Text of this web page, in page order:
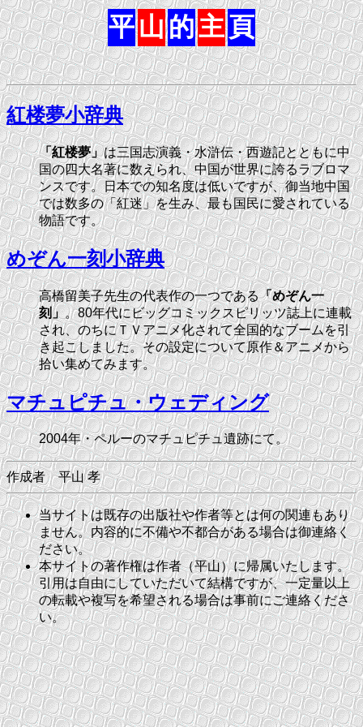
平山 的主頁
紅楼夢小辞典
「紅楼夢」は三国志演義・水滸伝・西遊記とともに中
国の四大名著に数えられ、中国が世界に誇るラブロマ
ンスです。日本での知名度は低いですが、御当地中国
では数多の「紅迷」を生み、最も国民に愛されている
物語です。
めぞん一刻小辞典
高橋留美子先生の代表作の一つである「めぞん一
刻」 。80年代にビッグコミックスピリッツ誌上に連載
され、のちにＴＶアニメ化されて全国的なブームを引
き起こしました。その設定について原作＆アニメから
拾い集めてみます。
マチュピチュ・ウェディング
2004年・ペルーのマチュピチュ遺跡にて。
作成者 平山 孝
当サイトは既存の出版社や作者等とは何の関連もあり
ません。内容的に不備や不都合がある場合は御連絡く
ださい。
本サイトの著作権は作者（平山）に帰属いたします。
引用は自由にしていただいて結構ですが、一定量以上
の転載や複写を希望される場合は事前にご連絡くださ
い。